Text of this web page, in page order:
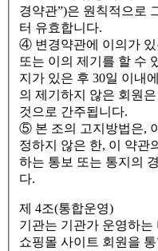
경약관”)은 원칙적으로
터 유효합니다.
④ 변경약관에 이의가 있
또는 이의 제기를 할 수
지가 있은 후 30일 이내
의 제기하지 않은 회원
것으로 간주됩니다.
⑤ 본 조의 고지방법은,
정하지 않은 한, 이 약관
하는 통보 또는 통지의
다.
제 4조(통합운영)
기관는 기관가 운영하
쇼핑몰 사이트 회원을